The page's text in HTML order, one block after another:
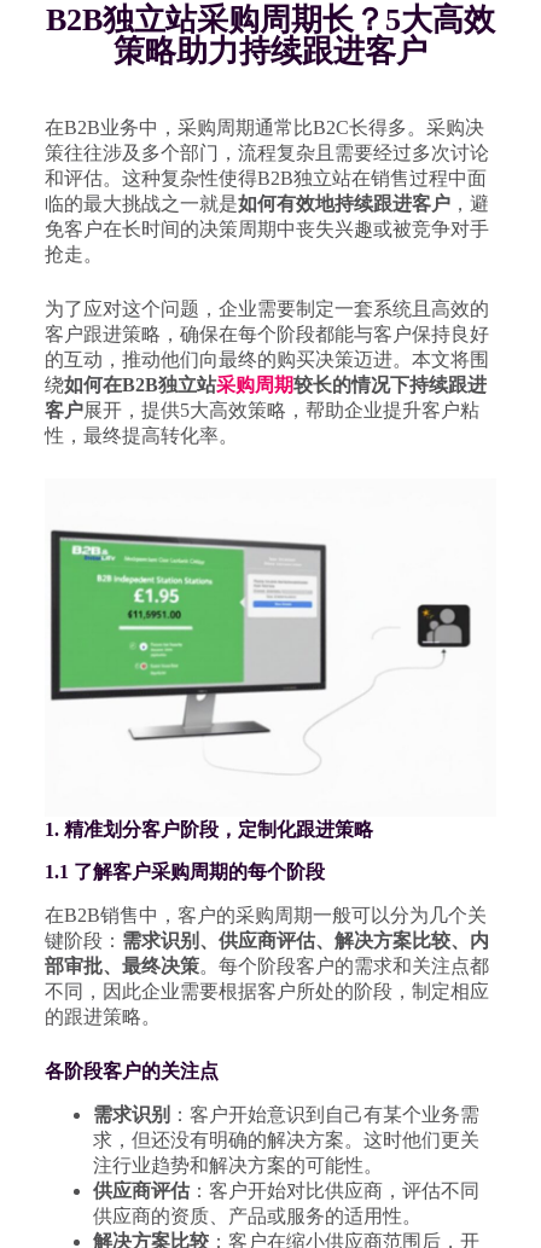
B2B独立站采购周期长？5大高效
策略助力持续跟进客户
在B2B业务中，采购周期通常比B2C长得多。采购决
策往往涉及多个部门，流程复杂且需要经过多次讨论
和评估。这种复杂性使得B2B独立站在销售过程中面
临的最大挑战之一就是如何有效地持续跟进客户，避
免客户在长时间的决策周期中丧失兴趣或被竞争对手
抢走。
为了应对这个问题，企业需要制定一套系统且高效的
客户跟进策略，确保在每个阶段都能与客户保持良好
的互动，推动他们向最终的购买决策迈进。本文将围
绕如何在B2B独立站采购周期较长的情况下持续跟进
客户展开，提供5大高效策略，帮助企业提升客户粘
性，最终提高转化率。
1. 精准划分客户阶段，定制化跟进策略
1.1 了解客户采购周期的每个阶段
在B2B销售中，客户的采购周期一般可以分为几个关
键阶段： 需求识别、供应商评估、解决方案比较、内
部审批、最终决策。每个阶段客户的需求和关注点都
不同，因此企业需要根据客户所处的阶段，制定相应
的跟进策略。
各阶段客户的关注点
需求识别 ：客户开始意识到自己有某个业务需
求，但还没有明确的解决方案。这时他们更关
注行业趋势和解决方案的可能性。
供应商评估：客户开始对比供应商，评估不同
供应商的资质、产品或服务的适用性。
解决方案比较：客户在缩小供应商范围后，开